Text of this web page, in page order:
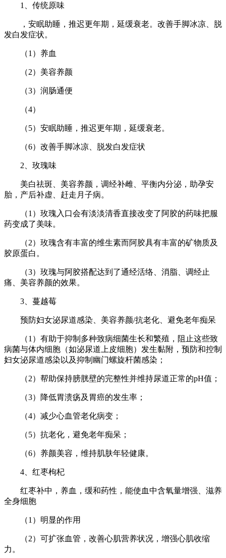
1、传统原味
，安眠助睡，推迟更年期，延缓衰老。改善手脚冰凉、脱
发白发症状。
（1）养血
（2）美容养颜
（3）润肠通便
（4）
（5）安眠助睡，推迟更年期，延缓衰老。
（6）改善手脚冰凉、脱发白发症状
2、玫瑰味
美白祛斑、美容养颜，调经补雌、平衡内分泌，助孕安
胎，产后补虚、赶走月子病。
（1）玫瑰入口会有淡淡清香直接改变了阿胶的药味把服
药变成了美味。
（2）玫瑰含有丰富的维生素而阿胶具有丰富的矿物质及
胶原蛋白。
（3）玫瑰与阿胶搭配达到了通经活络、消脂、调经止
痛、美容养颜的效果。
3、蔓越莓
预防妇女泌尿道感染、美容养颜/抗老化、避免老年痴呆
（1）有助于抑制多种致病细菌生长和繁殖，阻止这些致
病菌与体内细胞（如泌尿道上皮细胞）发生黏附，预防和控制
妇女泌尿道感染以及抑制幽门螺旋杆菌感染；
（2）帮助保持膀胱壁的完整性并维持尿道正常的pH值；
（3）降低胃溃疡及胃癌的发生率；
（4）减少心血管老化病变；
（5）抗老化，避免老年痴呆；
（6）养颜美容，维持肌肤年轻健康。
4、红枣枸杞
红枣补中，养血，缓和药性，能使血中含氧量增强、滋养
全身细胞
（1）明显的作用
（2）可扩张血管，改善心肌营养状况，增强心肌收缩
力。